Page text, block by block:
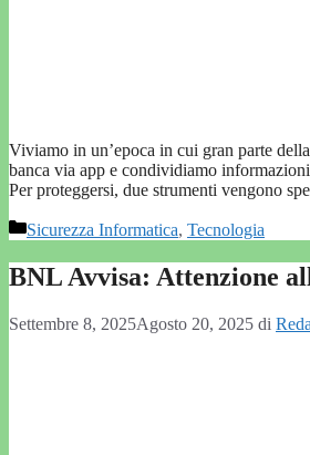
Viviamo in un’epoca in cui gran parte
banca via app e condividiamo
Per proteggersi, due strumenti vengono
Categorie
Sicurezza Informatica, Tecnologia
BNL Avvisa: Attenzione
Settembre 8, 2025Agosto 20, 2025 di